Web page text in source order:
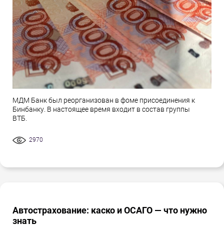
МДМ Банк был реорганизован в фоме присоединения к
Бинбанку. В настоящее время входит в состав группы
ВТБ.
2970
Автострахование: каско и ОСАГО — что нужно
знать